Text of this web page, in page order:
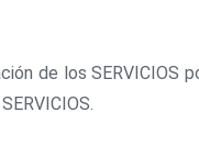
de los SERVICIOS